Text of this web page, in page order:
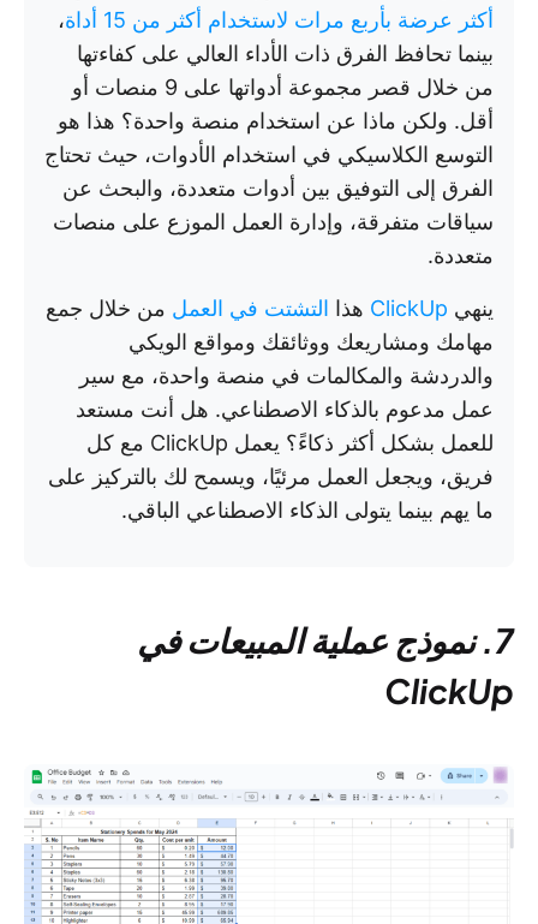
أكثر عرضة بأربع مرات لاستخدام أكثر من 15 أداة
،
بينما تحافظ الفرق ذات الأداء العالي على كفاءتها
من خلال قصر مجموعة أدواتها على 9 منصات أو
أقل. ولكن ماذا عن استخدام منصة واحدة؟ هذا هو
التوسع الكلاسيكي في استخدام الأدوات، حيث تحتاج
الفرق إلى التوفيق بين أدوات متعددة، والبحث عن
سياقات متفرقة، وإدارة العمل الموزع على منصات
متعددة.
ينهي ClickUp هذا التشتت في العمل من خلال جمع
مهامك ومشاريعك ووثائقك ومواقع الويكي
والدردشة والمكالمات في منصة واحدة، مع سير
عمل مدعوم بالذكاء الاصطناعي. هل أنت مستعد
للعمل بشكل أكثر ذكاءً؟ يعمل ClickUp مع كل
فريق، ويجعل العمل مرئيًا، ويسمح لك بالتركيز على
ما يهم بينما يتولى الذكاء الاصطناعي الباقي.
7. نموذج عملية المبيعات في
ClickUp